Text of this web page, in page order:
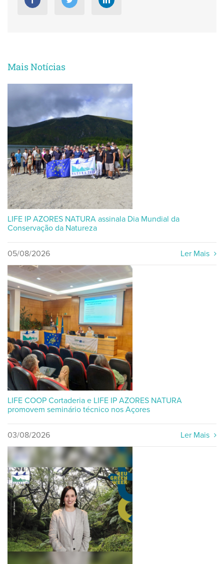
Mais Notícias
LIFE IP AZORES NATURA assinala Dia Mundial da
Conservação da Natureza
05/08/2026 Ler Mais
LIFE COOP Cortaderia e LIFE IP AZORES NATURA
promovem seminário técnico nos Açores
03/08/2026 Ler Mais